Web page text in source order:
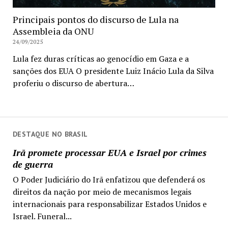
DESTAQUE NO BRASIL
Irã promete processar EUA e Israel por crimes
de guerra
O Poder Judiciário do Irã enfatizou que defenderá os
direitos da nação por meio de mecanismos legais
internacionais para responsabilizar Estados Unidos e
Israel. Funeral...
Principais pontos do discurso de Lula na
Assembleia da ONU
24/09/2025
Lula fez duras críticas ao genocídio em Gaza e a
sanções dos EUA O presidente Luiz Inácio Lula da Silva
proferiu o discurso de abertura…